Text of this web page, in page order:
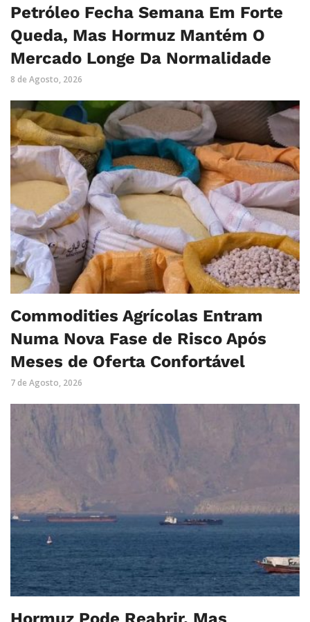
Petróleo Fecha Semana Em Forte
Queda, Mas Hormuz Mantém O
Mercado Longe Da Normalidade
8 de Agosto, 2026
Commodities Agrícolas Entram
Numa Nova Fase de Risco Após
Meses de Oferta Confortável
7 de Agosto, 2026